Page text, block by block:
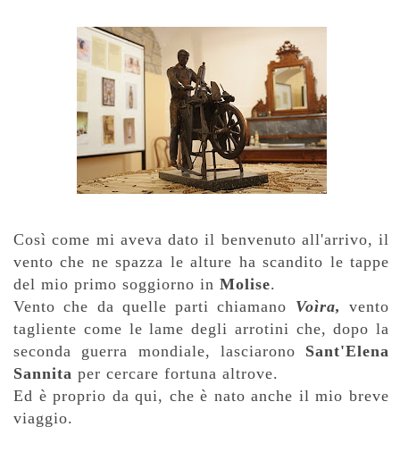
Così come mi aveva dato il benvenuto all'arrivo, il
vento che ne spazza le alture ha scandito le tappe
del mio primo soggiorno in Molise.
Vento che da quelle parti chiamano Voìra,vento
tagliente come le lame degli arrotini che, dopo la
seconda guerra mondiale, lasciarono Sant'Elena
Sannita per cercare fortuna altrove.
Ed è proprio da qui, che è nato anche il mio breve
viaggio.